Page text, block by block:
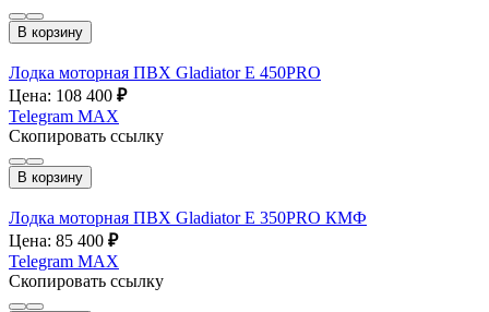
В корзину
Лодка моторная ПВХ Gladiator E 450PRO
Цена: 108 400 ₽
Telegram MAX
Скопировать ссылку
В корзину
Лодка моторная ПВХ Gladiator E 350PRO КМФ
Цена: 85 400 ₽
Telegram MAX
Скопировать ссылку